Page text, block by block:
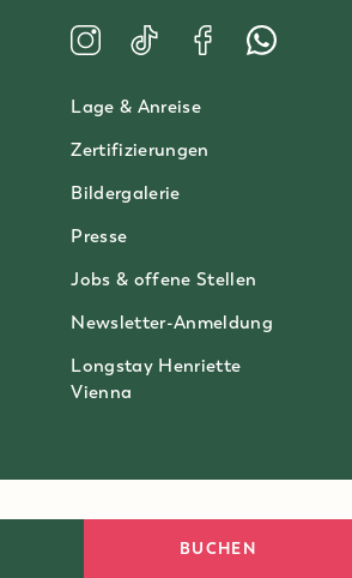
BUCHEN
Lage & Anreise
Zertifizierungen
Bildergalerie
Presse
Jobs & offene Stellen
Newsletter-Anmeldung
Longstay Henriette
Vienna
DatenschutzerklärungFakten